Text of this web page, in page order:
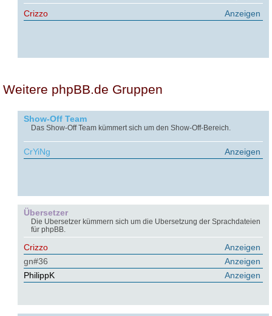
Anzeigen
Crizzo
Weitere phpBB.de Gruppen
Show-Off Team
Das Show-Off Team kümmert sich um den Show-Off-Bereich.
Anzeigen
CrYiNg
Übersetzer
Die Übersetzer kümmern sich um die Übersetzung der Sprachdateien
für phpBB.
Anzeigen
Crizzo
Anzeigen
gn#36
Anzeigen
PhilippK